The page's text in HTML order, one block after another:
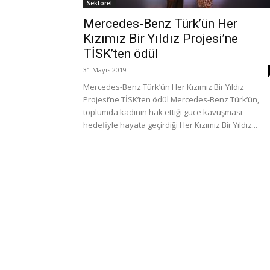
Sektörel
Mercedes-Benz Türk’ün Her
Kızımız Bir Yıldız Projesi’ne
TİSK’ten ödül
31 Mayıs 2019
Mercedes-Benz Türk’ün Her Kızımız Bir Yıldız
Projesi’ne TİSK’ten ödül Mercedes-Benz Türk’ün,
toplumda kadının hak ettiği güce kavuşması
hedefiyle hayata geçirdiği Her Kızımız Bir Yıldız...